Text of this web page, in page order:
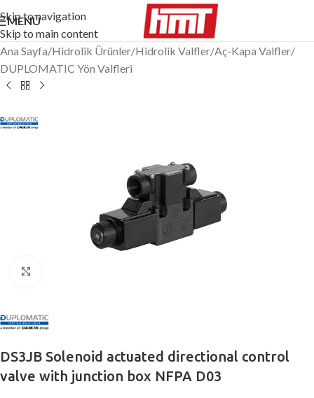
Skip to navigation
Skip to main content
MENÜ
Ana Sayfa/Hidrolik Ürünler/Hidrolik Valfler/Aç-Kapa Valfler/
DUPLOMATIC Yön Valfleri
DS3JB Solenoid actuated directional control
valve with junction box NFPA D03